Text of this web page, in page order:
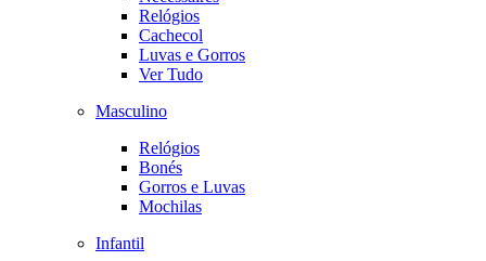
Relógios
Cachecol
Luvas e Gorros
Ver Tudo
Masculino
Relógios
Bonés
Gorros e Luvas
Mochilas
Infantil